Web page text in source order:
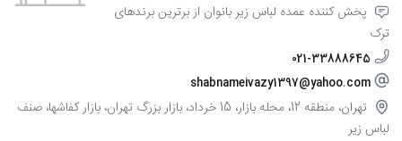
پخش کننده عمده لباس زیر بانوان از برترین برندهای
ترک
021-33888645
shabnameivazy1397@yahoo.com
تهران، منطقه 12، محله بازار، 15 خرداد، بازار بزرگ تهران، بازار کفاشها، صنف
لباس زیر